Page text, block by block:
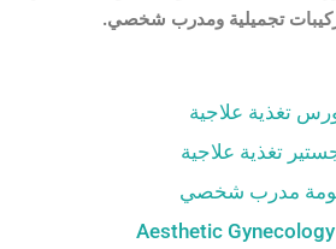
تجميلية ومدرب شخصي.
تغذية علاجية
تغذية علاجية
مدرب شخصي
Aesthetic